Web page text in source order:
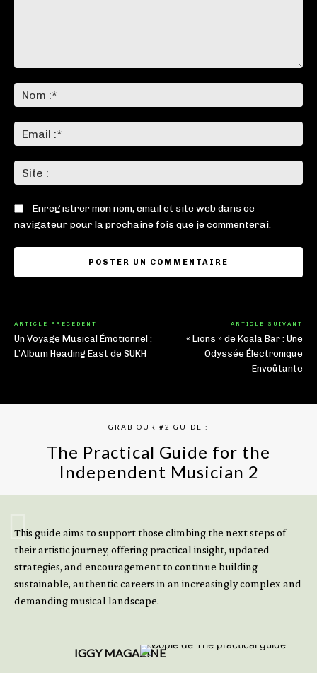
:*
:*
:
Enregistrer mon nom, email et site web dans ce
navigateur pour la prochaine fois que je commenterai.
ARTICLE PRÉCÉDENT
Un Voyage Musical Émotionnel :
L’Album Heading East de SUKH
ARTICLE SUIVANT
« Lions » de Koala Bar : Une
Odyssée Électronique
Envoûtante
GRAB OUR #2 GUIDE :
The Practical Guide for the
Independent Musician 2
This guide aims to support those climbing the next steps of
their artistic journey, offering practical insight, updated
strategies, and encouragement to continue building
sustainable, authentic careers in an increasingly complex and
demanding musical landscape.
IGGY MAGAZINE